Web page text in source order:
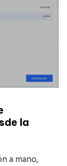
la
a mano,